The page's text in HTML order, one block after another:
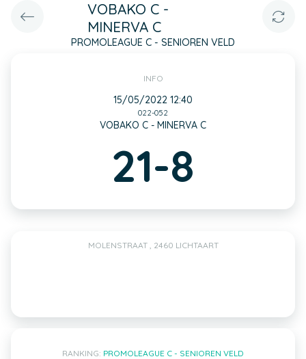
VOBAKO C -
MINERVA C
PROMOLEAGUE C - SENIOREN VELD
INFO
15/05/2022 12:40
022-052
VOBAKO C - MINERVA C
21-8
MOLENSTRAAT , 2460 LICHTAART
RANKING: PROMOLEAGUE C - SENIOREN VELD